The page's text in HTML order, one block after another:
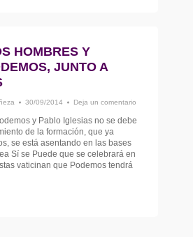
HOMBRES Y
JUNTO A
30/09/2014 Deja un comentario
y Pablo Iglesias no se debe
de la formación, que ya
se está asentando en las bases
Sí se Puede que se celebrará en
vaticinan que Podemos tendrá